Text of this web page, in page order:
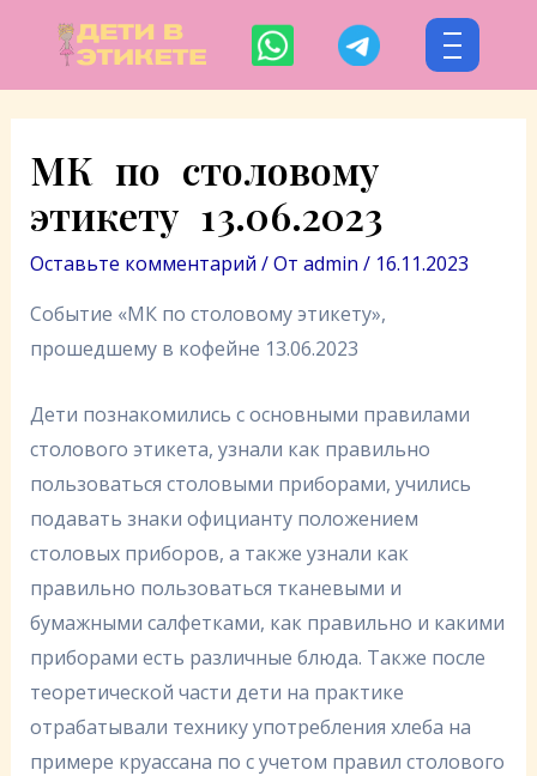
содержимому
МК по столовому
этикету 13.06.2023
Оставьте комментарий / От admin / 16.11.2023
Событие «МК по столовому этикету»,
прошедшему в кофейне 13.06.2023
Дети познакомились с основными правилами
столового этикета, узнали как правильно
пользоваться столовыми приборами, учились
подавать знаки официанту положением
столовых приборов, а также узнали как
правильно пользоваться тканевыми и
бумажными салфетками, как правильно и какими
приборами есть различные блюда. Также после
теоретической части дети на практике
отрабатывали технику употребления хлеба на
примере круассана по с учетом правил столового
по
записям